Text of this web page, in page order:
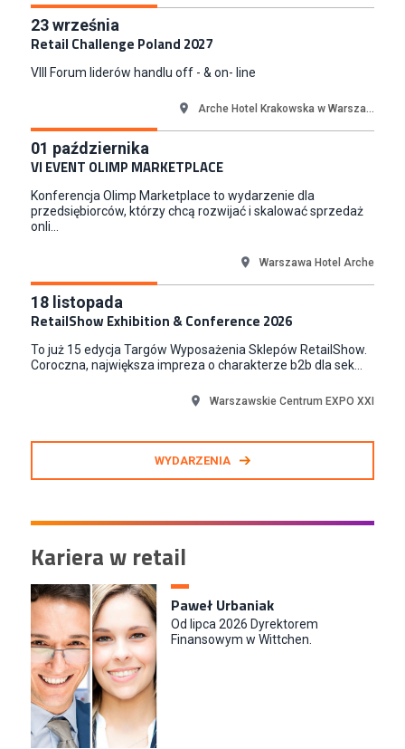
Key Account Manager
Puccini
Kraków
Junior RPA Developer (k/m)
TERG S.A.
23września
Retail Challenge Poland 2027
VIII Forum liderów handlu off - & on- line
Arche Hotel Krakowska w Warsza...
01 października
VI EVENT OLIMP MARKETPLACE
Konferencja Olimp Marketplace to wydarzenie dla
przedsiębiorców, którzy chcą rozwijać i skalować sprzedaż
onli...
Warszawa Hotel Arche
18 listopada
RetailShow Exhibition & Conference 2026
To już 15 edycja Targów Wyposażenia Sklepów RetailShow.
Coroczna, największa impreza o charakterze b2b dla sek...
Warszawskie Centrum EXPO XXI
WYDARZENIA
Kariera w retail
Paweł Urbaniak
Od lipca 2026 Dyrektorem
Finansowym w Wittchen.